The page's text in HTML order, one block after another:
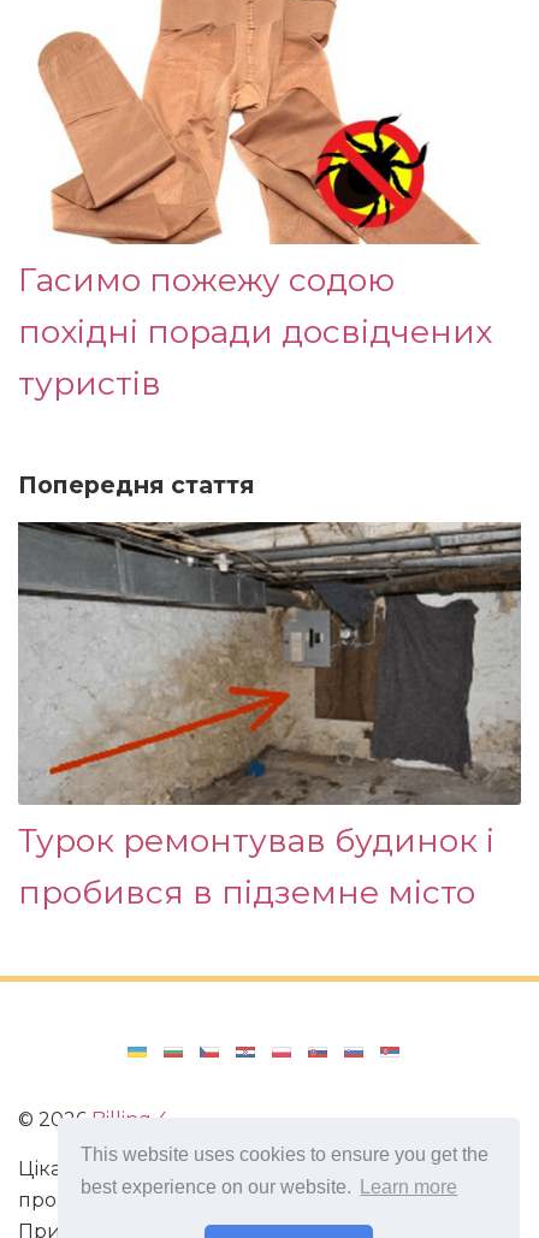
This website uses cookies to ensure you get the
best experience on our website.
Learn more
Гасимо пожежу содою
похідні поради досвідчених
туристів
Попередня стаття
Турок ремонтував будинок і
пробився в підземне місто
© 2026 Billing 4
Цікаві та захоплюючі факти з усього світу. Статті
про виживання в непередбачених ситуаціях.
Пригоди, маршрути і спосіб життя сучасного